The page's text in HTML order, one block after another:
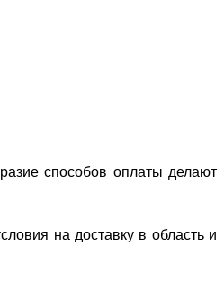
способов оплаты делают
на доставку в область и